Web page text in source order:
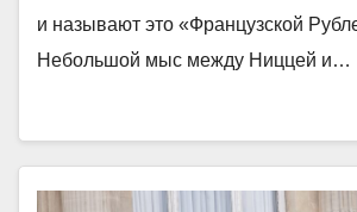
и называют это «Французской
Небольшой мыс между Ниццей и…